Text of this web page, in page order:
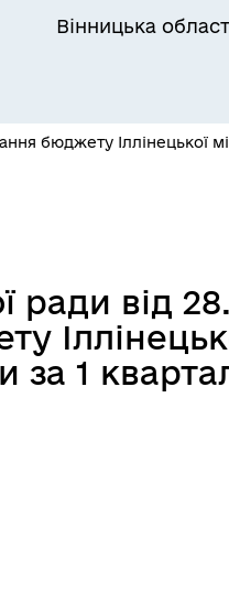
Вінницька
бюджету Іллінецької
ради від
за 1